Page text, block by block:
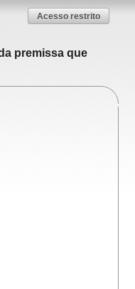
Acesso restrito
premissa que